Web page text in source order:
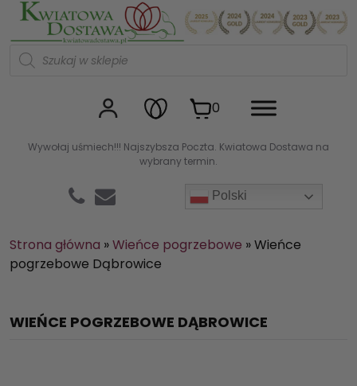
Wywołaj uśmiech!!! Najszybsza Poczta. Kwiatowa Dostawa na
wybrany termin.
Polski
Kwiaciarnia internetowa
W
d
u
k
0
Strona główna »Wieńce pogrzebowe »Wieńce
pogrzebowe Dąbrowice
WIEŃCE POGRZEBOWE DĄBROWICE